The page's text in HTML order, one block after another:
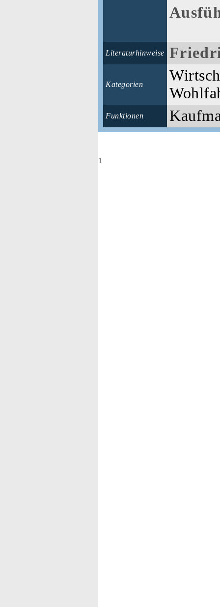
Literaturhinweise
Kategorien
Funktionen
1